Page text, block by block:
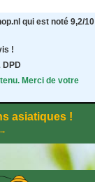
qui est noté 9,2/10
!
DPD
Merci de votre
asiatiques !